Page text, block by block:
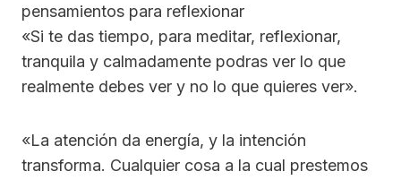
pensamientos para reflexionar
«Si te das tiempo, para meditar, reflexionar,
tranquila y calmadamente podras ver lo que
realmente debes ver y no lo que quieres ver».
«La atención da energía, y la intención
transforma. Cualquier cosa a la cual prestemos